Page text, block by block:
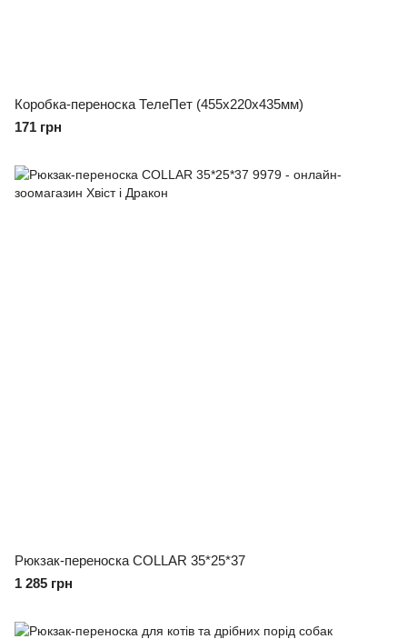
Коробка-переноска ТелеПет (455х220х435мм)
171 грн
Рюкзак-переноска COLLAR 35*25*37
1 285 грн